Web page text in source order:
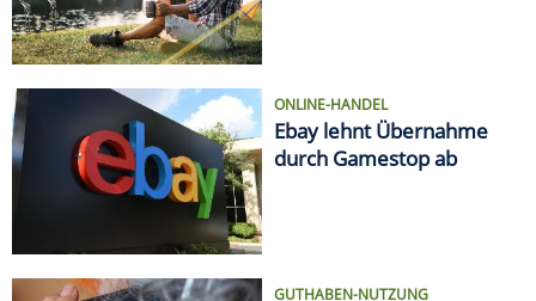
ONLINE-HANDEL
Ebay lehnt Übernahme
durch Gamestop ab
GUTHABEN-NUTZUNG